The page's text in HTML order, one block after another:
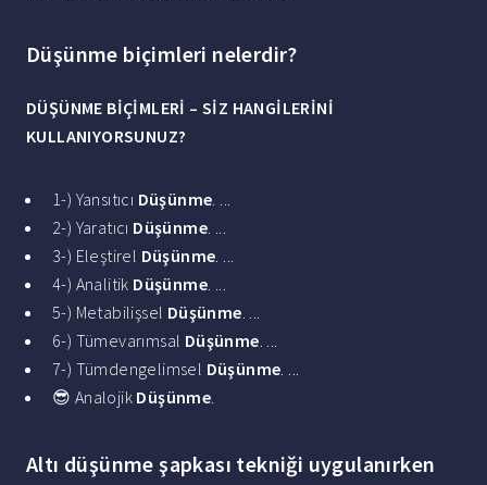
Düşünme biçimleri nelerdir?
DÜŞÜNME BİÇİMLERİ – SİZ HANGİLERİNİ
KULLANIYORSUNUZ?
1-) Yansıtıcı Düşünme. ...
2-) Yaratıcı Düşünme. ...
3-) Eleştirel Düşünme. ...
4-) Analitik Düşünme. ...
5-) Metabilişsel Düşünme. ...
6-) Tümevarımsal Düşünme. ...
7-) Tümdengelimsel Düşünme. ...
😎 Analojik Düşünme.
Altı düşünme şapkası tekniği uygulanırken